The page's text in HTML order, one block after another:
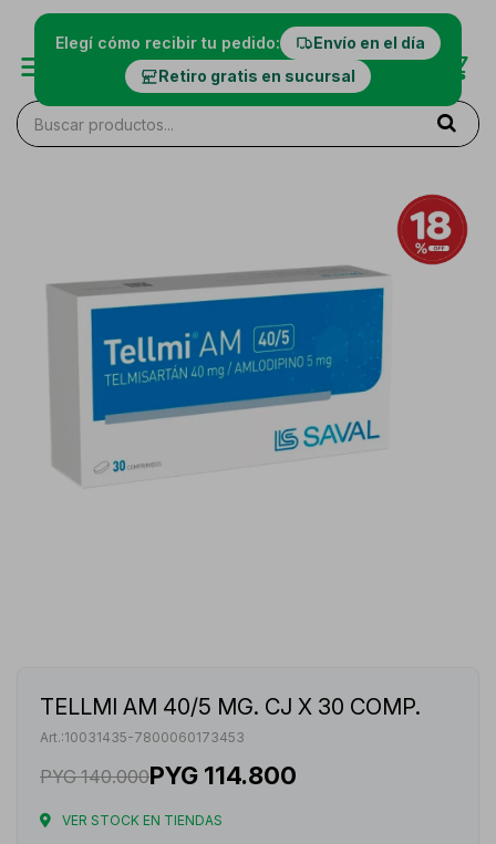
Elegí cómo recibir tu pedido:
Envío en el día
Retiro gratis en sucursal
TELLMI AM 40/5 MG. CJ X 30 COMP.
10031435-7800060173453
PYG 140.000PYG 114.800
VER STOCK EN TIENDAS